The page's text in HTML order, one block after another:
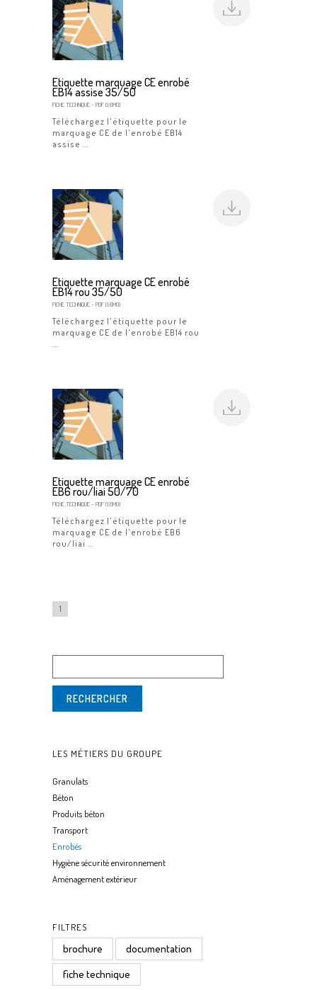
Etiquette marquage CE enrobé
EB14 assise 35/50
FICHE TECHNIQUE- PDF (1.6MO)
Téléchargez l'étiquette pour le
marquage CE de l'enrobé EB14
assise ...
Etiquette marquage CE enrobé
EB14 rou 35/50
FICHE TECHNIQUE- PDF (1.6MO)
Téléchargez l'étiquette pour le
marquage CE de l'enrobé EB14 rou
Etiquette marquage CE enrobé
EB6 rou/liai 50/70
FICHE TECHNIQUE- PDF (1.6MO)
Téléchargez l'étiquette pour le
marquage CE de l'enrobé EB6
rou/liai ...
1
LES MÉTIERS DU GROUPE
Granulats
Béton
Produits béton
Transport
Enrobés
Hygiène sécurité environnement
Aménagement extérieur
FILTRES
brochure
documentation
fiche technique